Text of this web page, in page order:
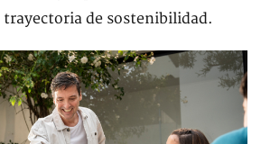
de sostenibilidad.